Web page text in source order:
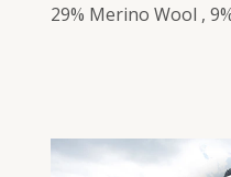
29% Merino Wool ,